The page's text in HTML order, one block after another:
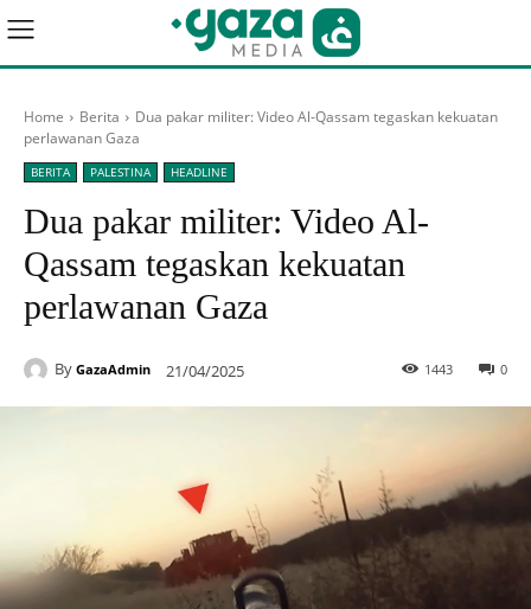
Home Berita
Dua pakar militer: Video Al-Qassam tegaskan kekuatan
perlawanan Gaza
BERITA PALESTINA HEADLINE
Dua pakar militer: Video Al-
Qassam tegaskan kekuatan
perlawanan Gaza
By GazaAdmin 21/04/2025 0
1443